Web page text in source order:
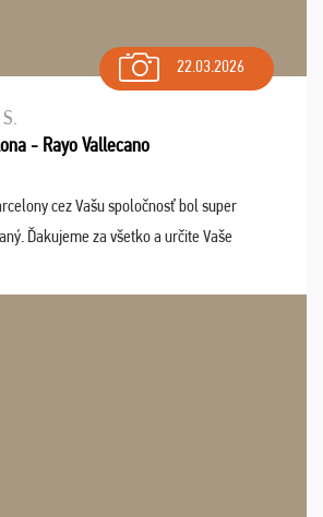
22.03.2026
- Rayo Vallecano
cez Vašu spoločnosť bol super
Ďakujeme za všetko a určite Vaše